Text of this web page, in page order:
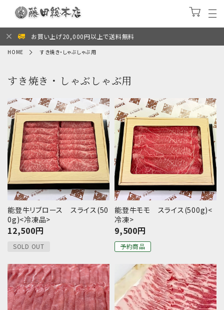
お買い上げ20,000円以上で送料無料
HOME すき焼き・しゃぶしゃぶ用
すき焼き・しゃぶしゃぶ用
能登牛リブロース スライス(50
0g)<冷凍品>
12,500円
SOLD OUT
能登牛モモ スライス(500g)<
冷凍>
9,500円
予約商品